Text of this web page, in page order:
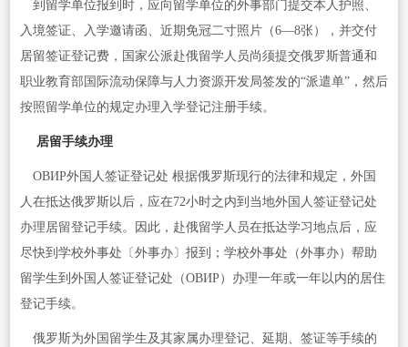
到留学单位报到时，应向留学单位的外事部门提交本人护照、
入境签证、入学邀请函、近期免冠二寸照片（6—8张），并交付
居留签证登记费，国家公派赴俄留学人员尚须提交俄罗斯普通和
职业教育部国际流动保障与人力资源开发局签发的“派遣单”，然后
按照留学单位的规定办理入学登记注册手续。
居留手续办理
ОВИР外国人签证登记处 根据俄罗斯现行的法律和规定，外国
人在抵达俄罗斯以后，应在72小时之内到当地外国人签证登记处
办理居留登记手续。因此，赴俄留学人员在抵达学习地点后，应
尽快到学校外事处〔外事办〕报到；学校外事处（外事办）帮助
留学生到外国人签证登记处（ОВИР）办理一年或一年以内的居住
登记手续。
俄罗斯为外国留学生及其家属办理登记、延期、签证等手续的